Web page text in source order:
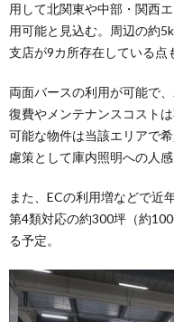
用して北関東や中部・関西
用可能と見込む。周辺の約
支店が9カ所存在している点
両面バースの利用が可能で
復費やメンテナンスコスト
可能な物件は当該エリアで
慮策として庫内照明への人
また、ECの利用増などで近
第4類対応の約300坪（約
る予定。